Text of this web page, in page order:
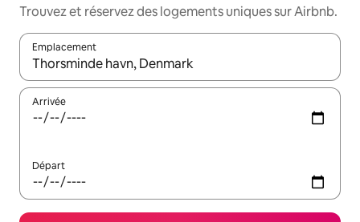
Trouvez et réservez des logements uniques sur Airbnb.
Emplacement
Quand les résultats sont affichés, parcourez-les en utilisant
Arrivée
Départ